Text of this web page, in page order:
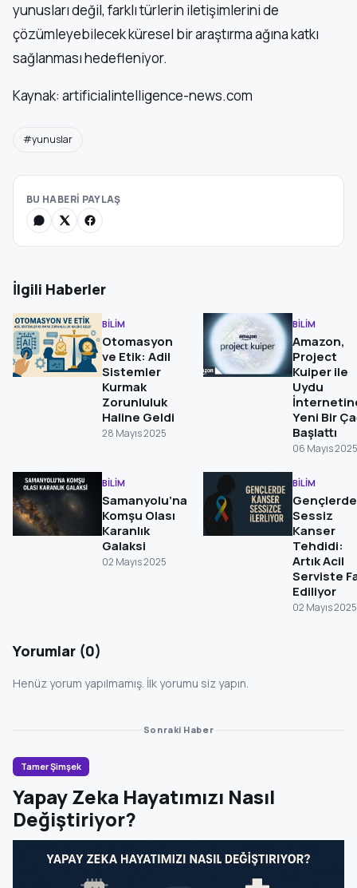
yunusları değil, farklı türlerin iletişimlerini de
çözümleyebilecek küresel bir araştırma ağına katkı
sağlanması hedefleniyor.
Kaynak: artificialintelligence-news.com
#yunuslar
BU HABERİ PAYLAŞ
İlgili Haberler
BİLİM
Otomasyon
ve Etik: Adil
Sistemler
Kurmak
Zorunluluk
Haline Geldi
28 Mayıs 2025
BİLİM
Amazon,
Project
Kuiper ile
Uydu
Yeni Bir
Başlattı
06 Mayıs 2025
BİLİM
Samanyolu’na
Komşu Olası
Karanlık
Galaksi
02 Mayıs 2025
BİLİM
Gençlerde
Sessiz
Kanser
Tehdidi:
Artık Acil
Serviste
Ediliyor
02 Mayıs 2025
Yorumlar (0)
Henüz yorum yapılmamış. İlk yorumu siz yapın.
Sonraki Haber
Tamer Şimşek
Yapay Zeka Hayatımızı Nasıl
Değiştiriyor?